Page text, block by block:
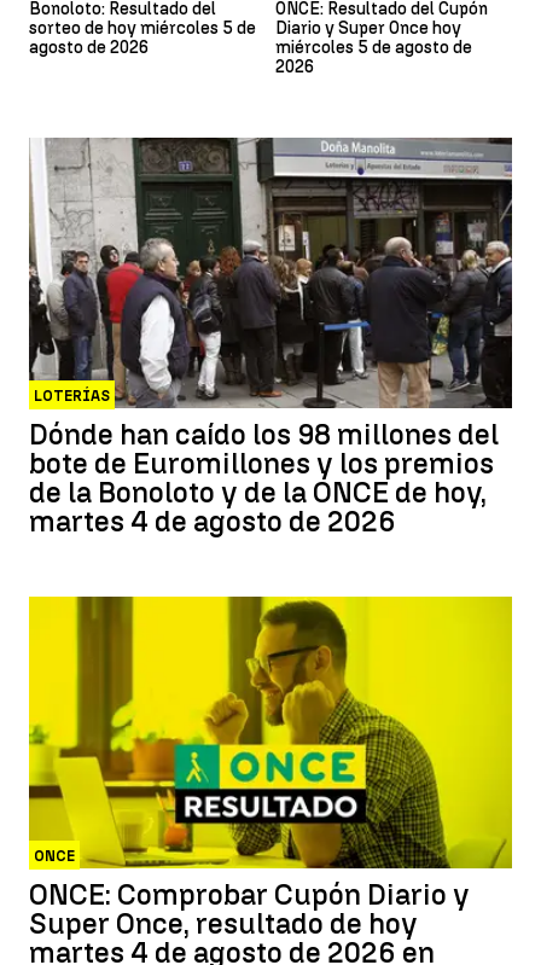
Bonoloto: Resultado del
sorteo de hoy miércoles 5 de
agosto de 2026
ONCE: Resultado del Cupón
Diario y Super Once hoy
miércoles 5 de agosto de
2026
LOTERÍAS
Dónde han caído los 98 millones del
bote de Euromillones y los premios
de la Bonoloto y de la ONCE de hoy,
martes 4 de agosto de 2026
ONCE
ONCE: Comprobar Cupón Diario y
Super Once, resultado de hoy
martes 4 de agosto de 2026 en